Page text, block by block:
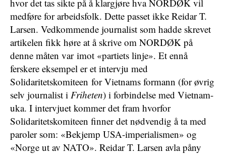
hvor det tas sikte på å klargjøre hva NORDØK vil
medføre for arbeidsfolk. Dette passet ikke Reidar T.
Larsen. Vedkommende journalist som hadde skrevet
artikelen fikk høre at å skrive om NORDØK på
denne måten var imot «partiets linje». Et ennå
ferskere eksempel er et intervju med
Solidaritetskomiteen for Vietnams formann (for øvrig
selv journalist i Friheten) i forbindelse med Vietnam-
uka. I intervjuet kommer det fram hvorfor
Solidaritetskomiteen finner det nødvendig å ta med
paroler som: «Bekjemp USA-imperialismen» og
«Norge ut av NATO». Reidar T. Larsen avla påny